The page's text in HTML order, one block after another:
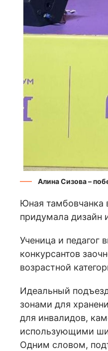
Алина Сизова –
Юная
придумала дизайн
Ученица и
конкурсантов
возрастной
Идеальный
зонами для
для инвалидов,
использующими
Одним словом,